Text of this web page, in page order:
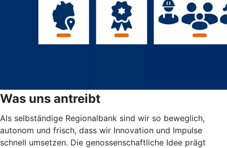
Was uns antreibt
Als selbständige Regionalbank sind wir so beweglich,
autonom und frisch, dass wir Innovation und Impulse
schnell umsetzen. Die genossenschaftliche Idee prägt